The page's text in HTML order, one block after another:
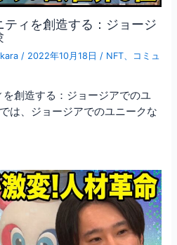
ィを創造する：ジョージ
/ 2022年10月18日 / NFT、
コミュ
創造する：ジョージアでのユ
は、ジョージアでのユニークな